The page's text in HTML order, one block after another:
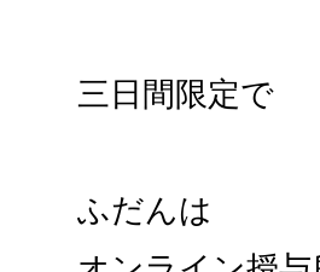
三日間限定で
ふだんは